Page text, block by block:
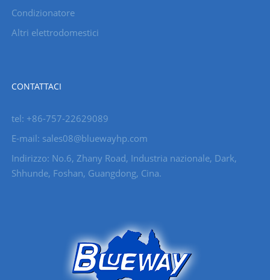
Condizionatore
Altri elettrodomestici
CONTATTACI
tel: +86-757-22629089
E-mail: sales08@bluewayhp.com
Indirizzo: No.6, Zhany Road, Industria nazionale, Dark,
Shhunde, Foshan, Guangdong, Cina.